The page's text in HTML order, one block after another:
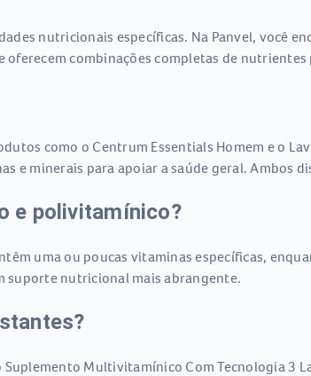
nutricionais específicas. Na Panvel, você
combinações completas de
como o Centrum Essentials Homem e o
e minerais para apoiar a saúde geral. Ambos
e polivitamínico?
uma ou poucas vitaminas específicas,
suporte nutricional mais abrangente.
Multivitamínico Com Tecnologia 3